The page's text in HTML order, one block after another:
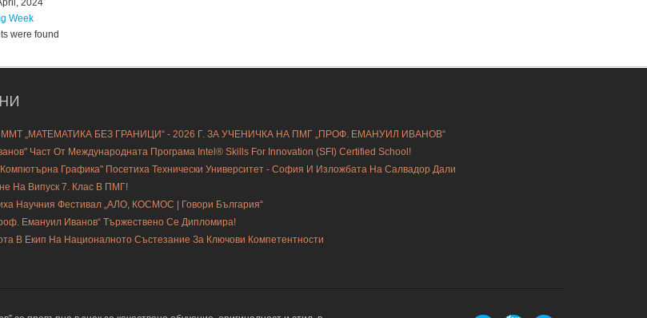
2024
Week
were found
„МАТЕМАТИКА БЕЗ ГРАНИЦИ“ - 2026 Г. ЗА УЧЕНИЧКА НА ПМГ „ПРОФ. ЕМАНУИЛ ИВАНОВ“
Част От Международната Програма Intel® Skills For Innovation (SFI) Certified School!
Графика" Посетиха Технически Университет - София И Изложбата На Салвадор Дали
На Випуск 7. Клас В ПМГ!
Научния Фестивал „АЛО, КОСМОС | Говори България“
Емануил Иванов“ Тържествено Се Дипломира!
В Екип На Националното Състезание За Ключови Компетентности